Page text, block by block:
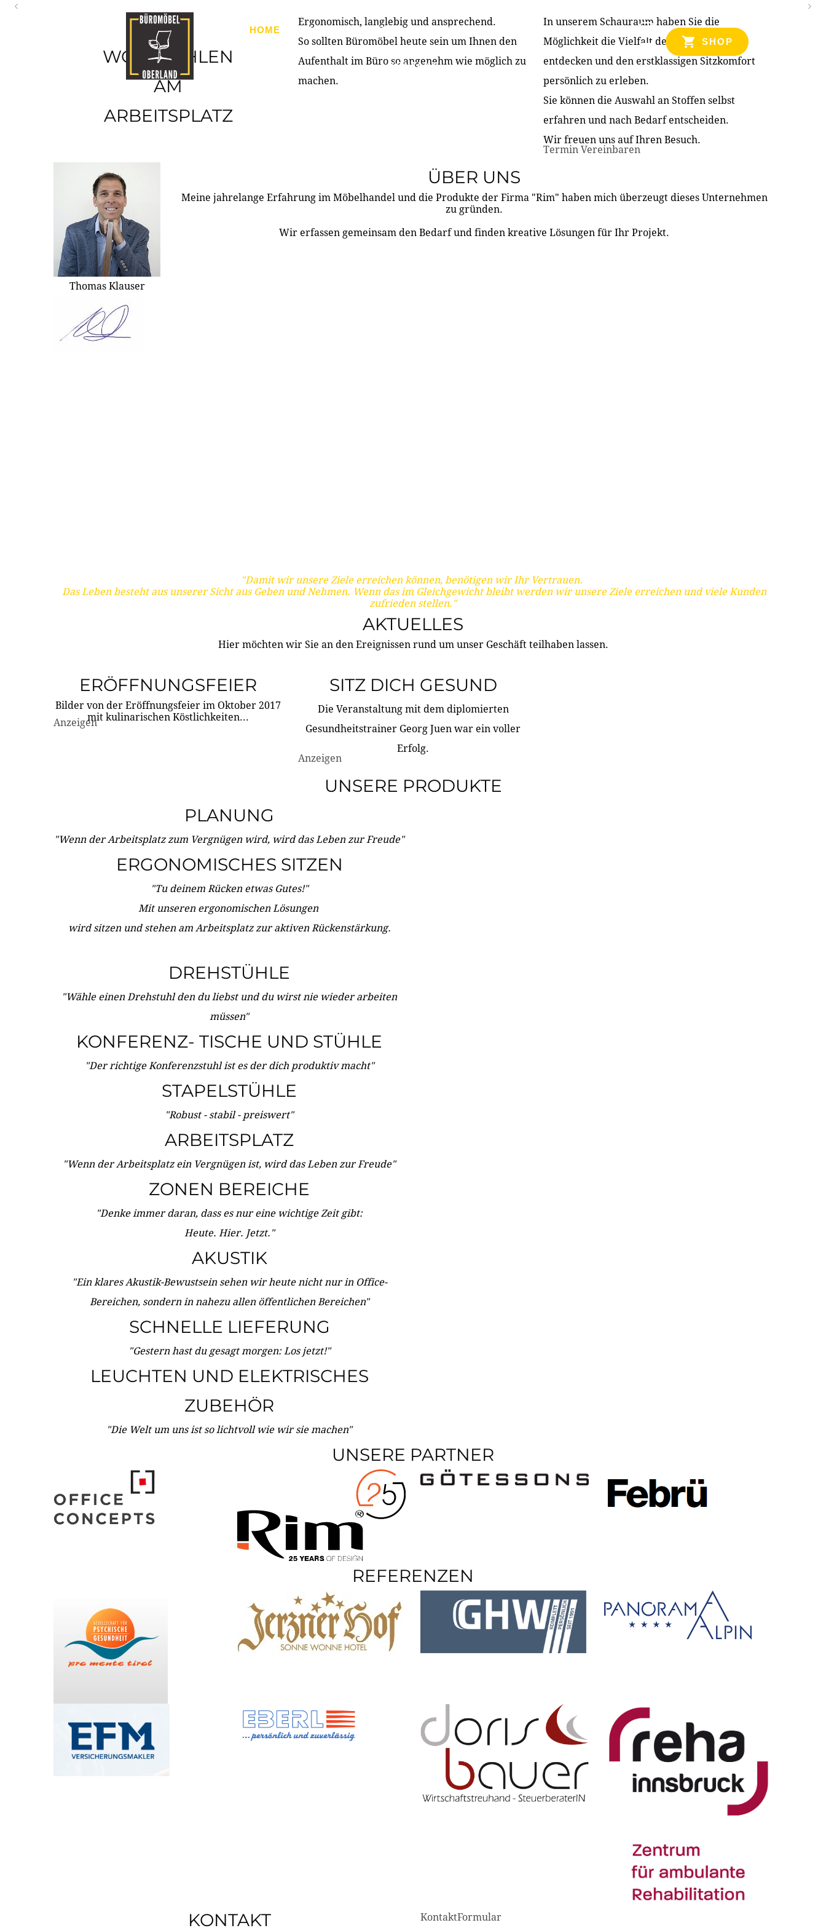
HOME PRODUKTE ÜBER UNS PARTNER & REFERENZEN
KONTAKT
SHOP
WOHLFÜHLEN
AM
ARBEITSPLATZ
Ergonomisch, langlebig und ansprechend.
So sollten Büromöbel heute sein um Ihnen den
Aufenthalt im Büro so angenehm wie möglich zu
machen.
In unserem Schauraum haben Sie die
Möglichkeit die Vielfalt der Produkte zu
entdecken und den erstklassigen Sitzkomfort
persönlich zu erleben.
Sie können die Auswahl an Stoffen selbst
erfahren und nach Bedarf entscheiden.
Wir freuen uns auf Ihren Besuch.
Termin Vereinbaren
Thomas Klauser
ÜBER UNS
Meine jahrelange Erfahrung im Möbelhandel und die Produkte der Firma "Rim" haben mich überzeugt dieses Unternehmen
zu gründen.
Wir erfassen gemeinsam den Bedarf und finden kreative Lösungen für Ihr Projekt.
"Damit wir unsere Ziele erreichen können, benötigen wir Ihr Vertrauen.
Das Leben besteht aus unserer Sicht aus Geben und Nehmen. Wenn das im Gleichgewicht bleibt werden wir unsere Ziele erreichen und viele Kunden
zufrieden stellen."
AKTUELLES
Hier möchten wir Sie an den Ereignissen rund um unser Geschäft teilhaben lassen.
ERÖFFNUNGSFEIER
Bilder von der Eröffnungsfeier im Oktober 2017
mit kulinarischen Köstlichkeiten...
Anzeigen
SITZ DICH GESUND
Die Veranstaltung mit dem diplomierten
Gesundheitstrainer Georg Juen war ein voller
Erfolg.
Anzeigen
UNSERE PRODUKTE
PLANUNG
"Wenn der Arbeitsplatz zum Vergnügen wird, wird das Leben zur Freude"
ERGONOMISCHES SITZEN
"Tu deinem Rücken etwas Gutes!"
Mit unseren ergonomischen Lösungen
wird sitzen und stehen am Arbeitsplatz zur aktiven Rückenstärkung.
DREHSTÜHLE
"Wähle einen Drehstuhl den du liebst und du wirst nie wieder arbeiten
müssen"
KONFERENZ- TISCHE UND STÜHLE
"Der richtige Konferenzstuhl ist es der dich produktiv macht"
STAPELSTÜHLE
"Robust - stabil - preiswert"
ARBEITSPLATZ
"Wenn der Arbeitsplatz ein Vergnügen ist, wird das Leben zur Freude"
ZONEN BEREICHE
"Denke immer daran, dass es nur eine wichtige Zeit gibt:
Heute. Hier. Jetzt."
AKUSTIK
"Ein klares Akustik-Bewustsein sehen wir heute nicht nur in Office-
Bereichen, sondern in nahezu allen öffentlichen Bereichen"
SCHNELLE LIEFERUNG
"Gestern hast du gesagt morgen: Los jetzt!"
LEUCHTEN UND ELEKTRISCHES
ZUBEHÖR
"Die Welt um uns ist so lichtvoll wie wir sie machen"
UNSERE PARTNER
REFERENZEN
KONTAKT KontaktFormular